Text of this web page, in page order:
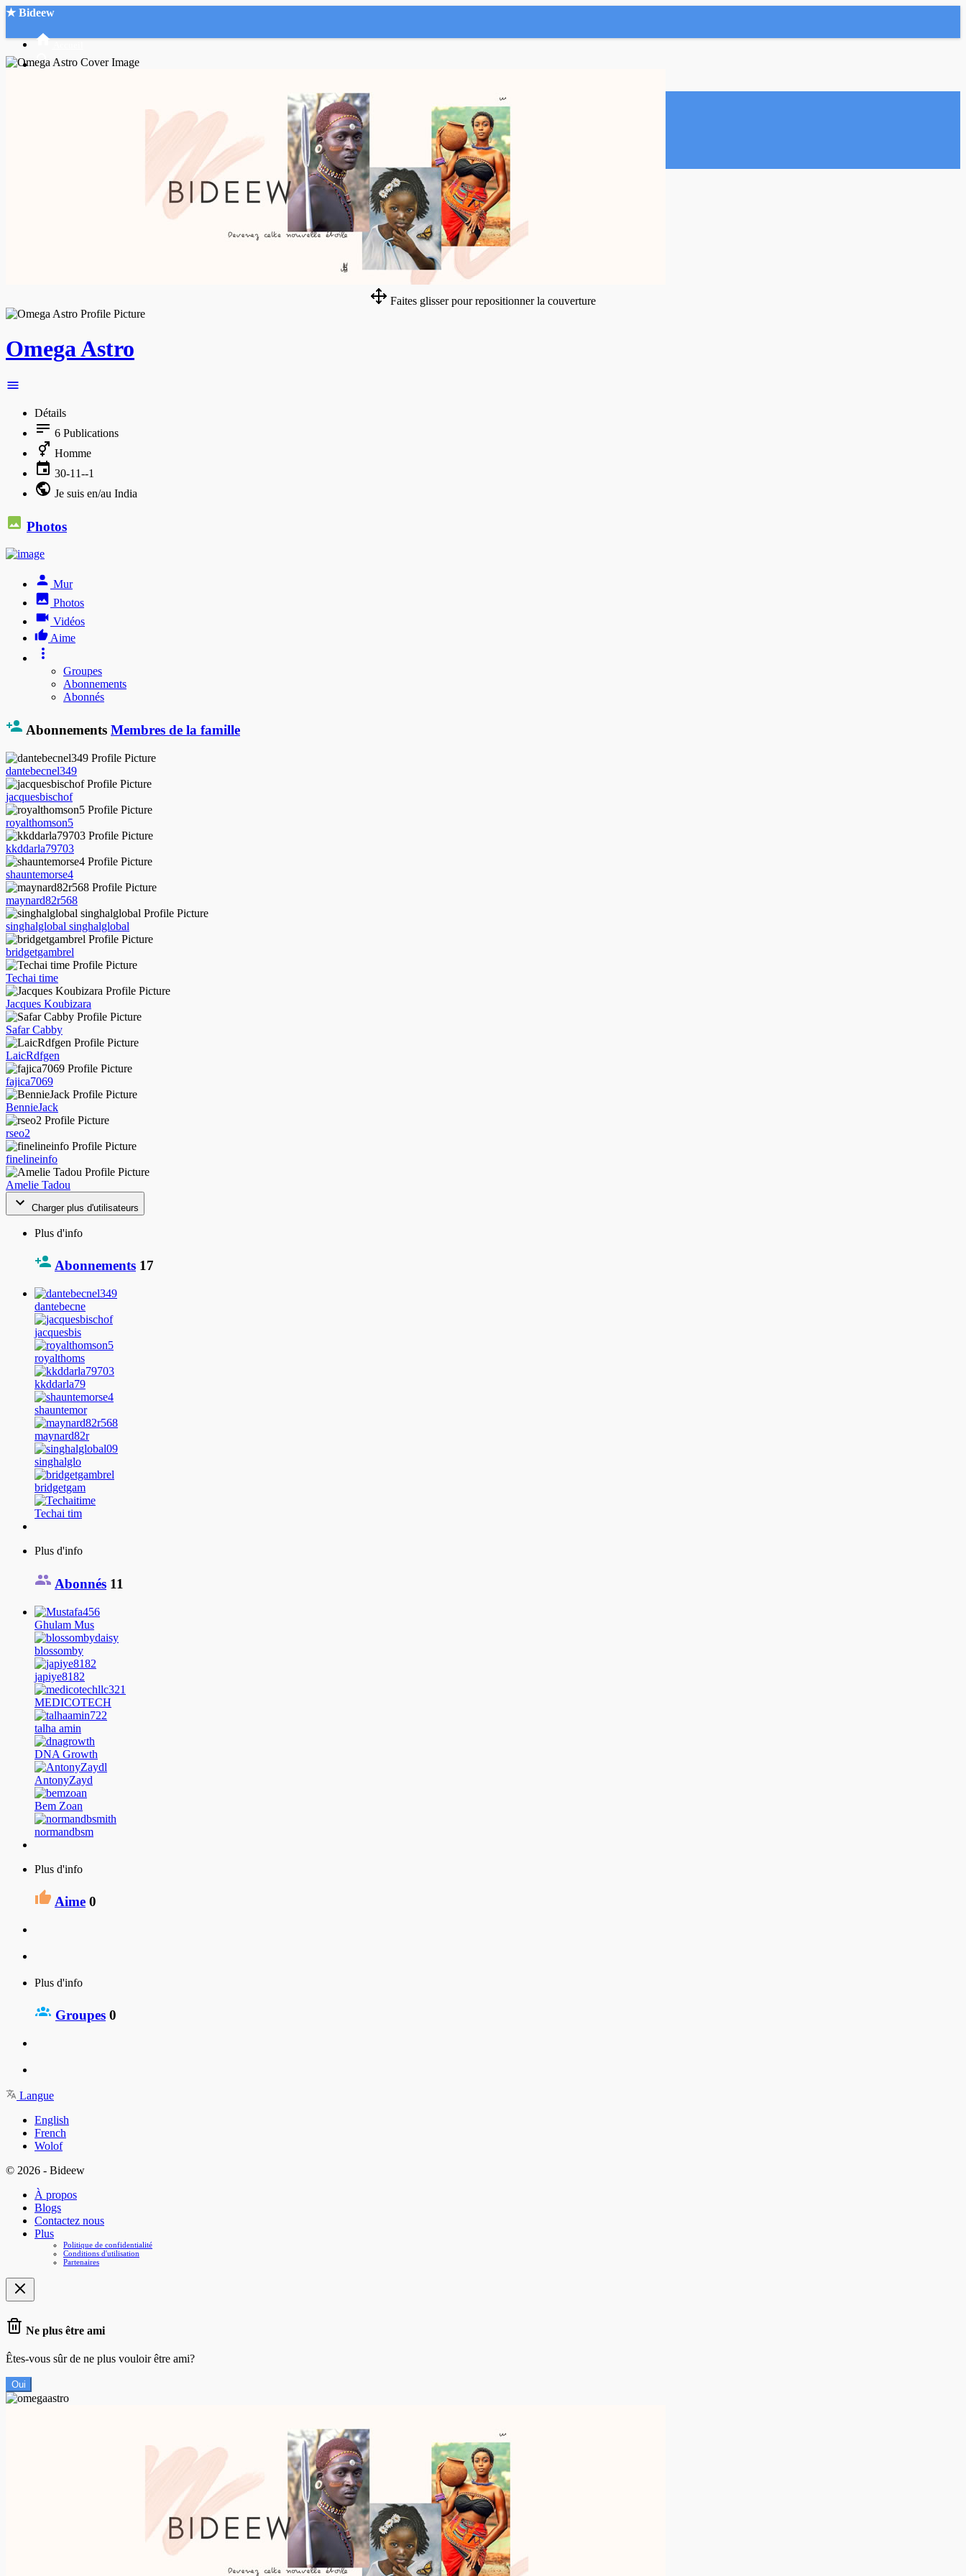
★ Bideew
Faites glisser pour repositionner la couverture
Omega Astro
Détails
6 Publications
Homme
30-11--1
Je suis en/au India
Photos
Mur
Photos
Vidéos
Aime
Groupes
Abonnements
Abonnés
Abonnements Membres de la famille
dantebecnel349
jacquesbischof
royalthomson5
kkddarla79703
shauntemorse4
maynard82r568
singhalglobal singhalglobal
bridgetgambrel
Techai time
Jacques Koubizara
Safar Cabby
LaicRdfgen
fajica7069
BennieJack
rseo2
finelineinfo
Amelie Tadou
Charger plus d'utilisateurs
Plus d'info
Abonnements 17
dantebecne
jacquesbis
royalthoms
kkddarla79
shauntemor
maynard82r
singhalglo
bridgetgam
Techai tim
Plus d'info
Abonnés 11
Ghulam Mus
blossomby
japiye8182
MEDICOTECH
talha amin
DNA Growth
AntonyZayd
Bem Zoan
normandbsm
Plus d'info
Aime 0
Plus d'info
Groupes 0
Langue
English
French
Wolof
© 2026 - Bideew
À propos
Blogs
Contactez nous
Plus
Politique de confidentialité
Conditions d'utilisation
Partenaires
Ne plus être ami
Êtes-vous sûr de ne plus vouloir être ami?
Oui